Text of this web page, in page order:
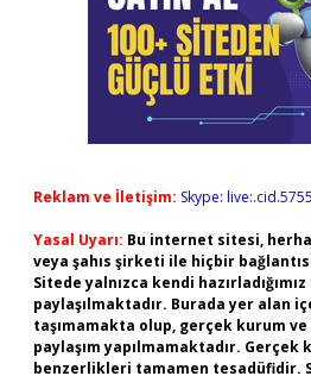
Reklam ve İletişim: Skype:
Yasal Uyarı: Bu internet sitesi,
veya şahıs şirketi ile hiçbir
Sitede yalnızca kendi
paylaşılmaktadır. Burada yer alan
taşımamakta olup, gerçek kurum
paylaşım yapılmamaktadır.
benzerlikleri tamamen tesadüfidir.